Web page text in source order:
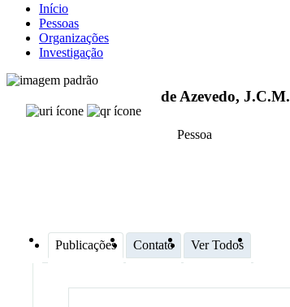
Início
Pessoas
Organizações
Investigação
de Azevedo, J.C.M.
Pessoa
Publicações Contato Ver Todos